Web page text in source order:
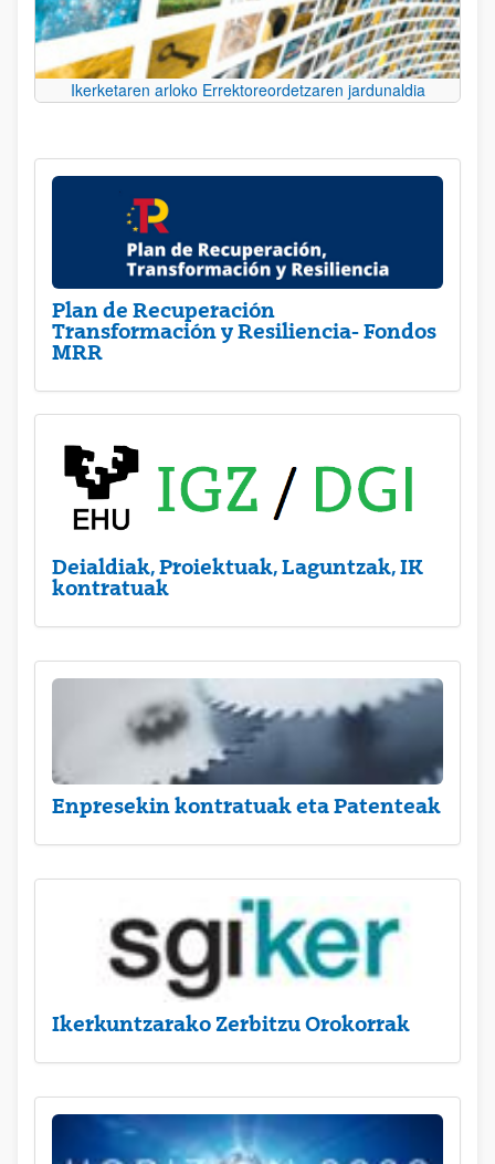
Ikerketaren arloko Errektoreordetzaren jardunaldia
Plan de Recuperación
Transformación y Resiliencia- Fondos
MRR
Deialdiak, Proiektuak, Laguntzak, IK
kontratuak
Enpresekin kontratuak eta Patenteak
Ikerkuntzarako Zerbitzu Orokorrak